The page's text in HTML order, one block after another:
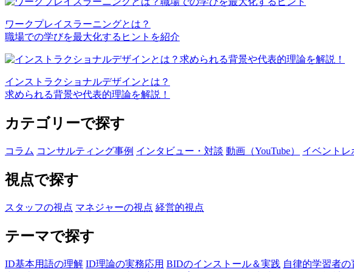
ワークプレイスラーニングとは？
職場での学びを最大化するヒントを紹介
インストラクショナルデザインとは？
求められる背景や代表的理論を解説！
カテゴリーで探す
コラム コンサルティング事例 インタビュー・対談 動画（YouTube） イベントレ
視点で探す
スタッフの視点 マネジャーの視点 経営的視点
テーマで探す
ID基本用語の理解 ID理論の実務応用 BIDのインストール＆実践 自律的学習者の